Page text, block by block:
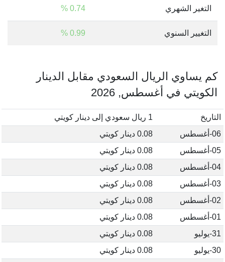
التغير الشهري 0.74 %
التغيير السنوي 0.99 %
كم يساوي الريال السعودي مقابل الدينار
الكويتي في أغسطس, 2026
التاريخ
1 ريال سعودي إلى دينار كويتي
06-أغسطس
0.08 دينار كويتي
05-أغسطس
0.08 دينار كويتي
04-أغسطس
0.08 دينار كويتي
03-أغسطس
0.08 دينار كويتي
02-أغسطس
0.08 دينار كويتي
01-أغسطس
0.08 دينار كويتي
31-يوليو
0.08 دينار كويتي
30-يوليو
0.08 دينار كويتي